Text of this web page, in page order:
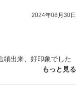
2024年08月30日
頼出来、好印象でした
もっと見る